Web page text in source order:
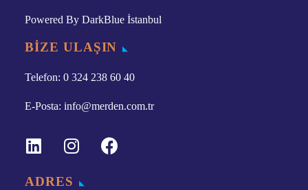
Powered By DarkBlue İstanbul
BİZE ULAŞIN
Telefon: 0 324 238 60 40
E-Posta: info@merden.com.tr
ADRES